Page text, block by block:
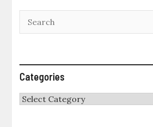
Categories
Categories